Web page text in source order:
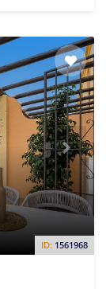
ID: 1561968